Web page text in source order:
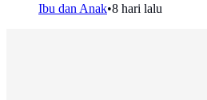
Ibu dan Anak•8 hari lalu